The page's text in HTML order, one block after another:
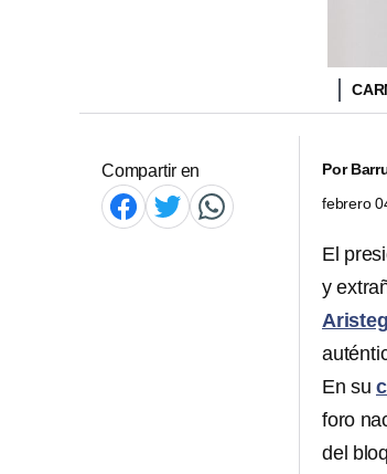
Compartir en Por
febrero
El
y
En su
foro
del